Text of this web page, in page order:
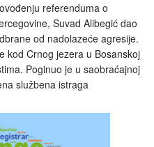
referenduma o
Suvad Alibegić dao
od nadolazeće agresije.
kod Crnog jezera u Bosanskoj
Poginuo je u saobraćajnoj
službena istraga